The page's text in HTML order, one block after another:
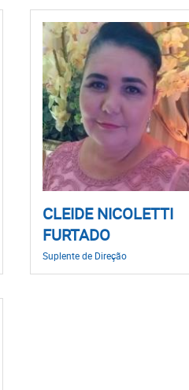
CLEIDE NICOLETTI
FURTADO
Suplente de Direção